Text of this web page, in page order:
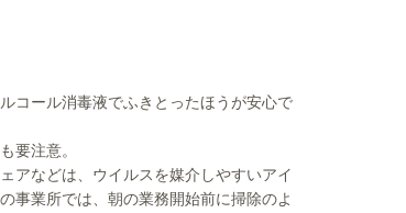
コール消毒液でふきとったほうが安心で
要注意。
アなどは、ウイルスを媒介しやすいアイ
事業所では、朝の業務開始前に掃除のよ